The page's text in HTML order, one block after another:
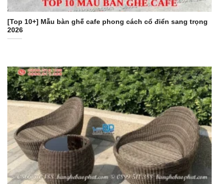
[Top 10+] Mẫu bàn ghế cafe phong cách cổ điển sang trọng
2026